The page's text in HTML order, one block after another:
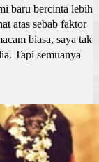
baru bercinta lebih
atas sebab faktor
biasa, saya tak
Tapi semuanya